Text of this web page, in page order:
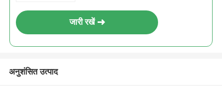
जारी रखें
अनुशंसित उत्पाद